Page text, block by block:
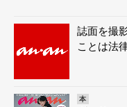
誌面を撮
ことは法
本